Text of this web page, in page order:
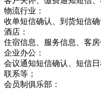
物流行业：
收单短信确认、到货短信确
酒店：
住宿信息、服务信息、客房
企业办公：
会议通知短信确认、短信
联系等；
会员制俱乐部：